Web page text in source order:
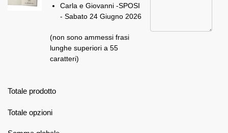
Carla e Giovanni -SPOSI
- Sabato 24 Giugno 2026
(non sono ammessi frasi
lunghe superiori a 55
caratteri)
Totale prodotto
Totale opzioni